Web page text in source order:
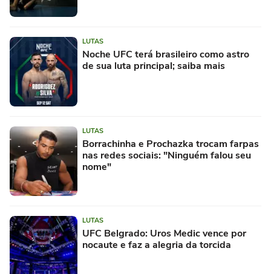
LUTAS
Noche UFC terá brasileiro como astro
de sua luta principal; saiba mais
LUTAS
Borrachinha e Prochazka trocam farpas
nas redes sociais: "Ninguém falou seu
nome"
LUTAS
UFC Belgrado: Uros Medic vence por
nocaute e faz a alegria da torcida